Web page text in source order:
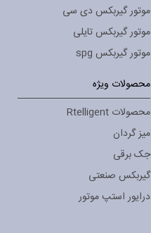
موتور گیربکس دی سی
موتور گیربکس تایلی
موتور گیربکس spg
محصولات ویژه
محصولات Rtelligent
میز گردان
جک برقی
گیربکس صنعتی
درایور استپ موتور